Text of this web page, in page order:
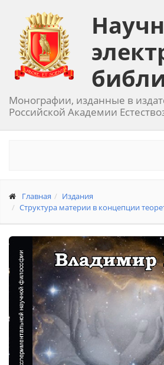
Монографии, изданные в
Российской Академии
Главная
Издания
Структура материи в концепции